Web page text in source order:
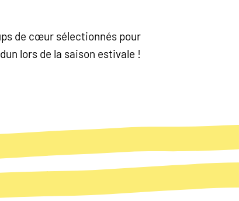
de cœur sélectionnés pour
lors de la saison estivale !